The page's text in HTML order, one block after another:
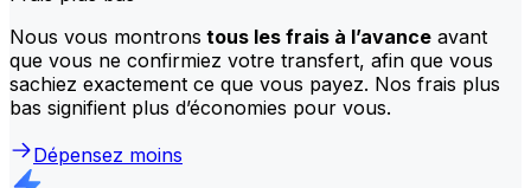
Nous vous montrons tous les frais à l’avance avant
que vous ne confirmiez votre transfert, afin que vous
sachiez exactement ce que vous payez. Nos frais plus
bas signifient plus d’économies pour vous.
Dépensez moins